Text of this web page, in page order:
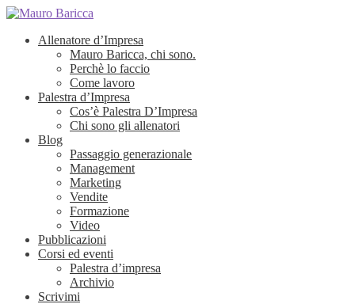
Allenatore d’Impresa
Mauro Baricca, chi sono.
Perchè lo faccio
Come lavoro
Palestra d’Impresa
Cos’è Palestra D’Impresa
Chi sono gli allenatori
Blog
Passaggio generazionale
Management
Marketing
Vendite
Formazione
Video
Pubblicazioni
Corsi ed eventi
Palestra d’impresa
Archivio
Scrivimi